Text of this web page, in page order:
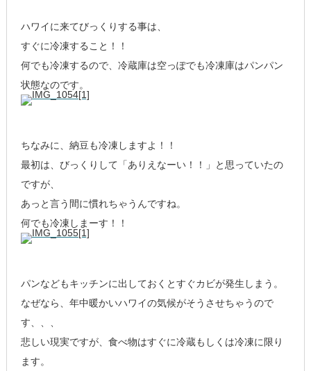
ハワイに来てびっくりする事は、
すぐに冷凍すること！！
何でも冷凍するので、冷蔵庫は空っぽでも冷凍庫はパンパン
状態なのです。
ちなみに、納豆も冷凍しますよ！！
最初は、びっくりして「ありえなーい！！」と思っていたの
ですが、
あっと言う間に慣れちゃうんですね。
何でも冷凍しまーす！！
パンなどもキッチンに出しておくとすぐカビが発生しまう。
なぜなら、年中暖かいハワイの気候がそうさせちゃうので
す、、、
悲しい現実ですが、食べ物はすぐに冷蔵もしくは冷凍に限り
ます。